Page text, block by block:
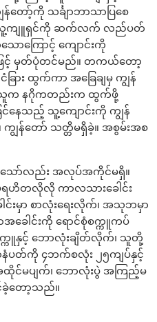
န်တော့်ကို သင်္ချာဘာသာပြစေ
ာ သူ့ကျူရှင်ကို ဆက်လက် လည်ပတ်
ကြောင့် ကျောင်းကို
င့် မှတ်ပုံတင်မည်။ တကယ်တော့
ြား ထွက်ကာ အခြေချမှ ကျွန်
သူက နဂိုကတည်းက ထွက်ဖို့
င်နေသည့် သူ့ကျောင်းကို ကျွန်
ကျွန်တော် သတ္တိမရှိခဲ့။ အစွမ်းအစ
းသော်လည်း အလုပ်အကိုင်မရှိ။
ဟိတလိုလို ကာလသားခေါင်း
င်းမှာ စာလုံးရေးလိုက်၊ အသုဘမှာ
ေါင်းကို ရောင်စုံစက္ကူကပ်
က္ကူနှင့် ဘောလုံးချိတ်လိုက်၊ သူတို့
ပတ်ကို ၄ဘက်စလုံး ၂၅ကျပ်နှင့်
မပျက်၊ ဘောလုံးပွဲ အကြည့်မ
ခဲ့တော့သည်။